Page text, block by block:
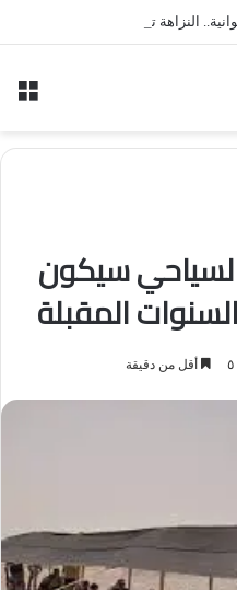
سيكون
المقبلة
٥ أقل من دقيقة